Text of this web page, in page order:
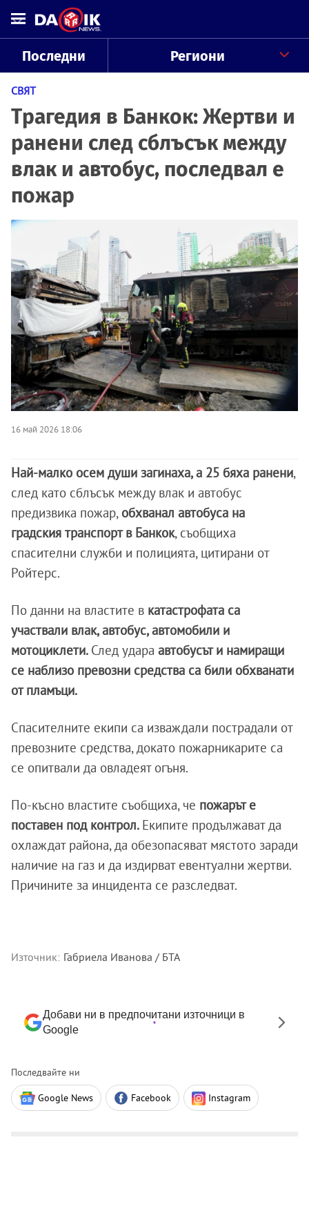
Последни Региони
СВЯТ
Трагедия в Банкок: Жертви и
ранени след сблъсък между
влак и автобус, последвал е
пожар
16 май 2026 18:06
Най-малко осем души загинаха, а 25 бяха ранени,
след като сблъсък между влак и автобус
предизвика пожар, обхванал автобуса на
градския транспорт в Банкок, съобщиха
спасителни служби и полицията, цитирани от
Ройтерс.
По данни на властите в катастрофата са
участвали влак, автобус, автомобили и
мотоциклети. След удара автобусът и намиращи
се наблизо превозни средства са били обхванати
от пламъци.
Спасителните екипи са изваждали пострадали от
превозните средства, докато пожарникарите са
се опитвали да овладеят огъня.
По-късно властите съобщиха, че пожарът е
поставен под контрол. Екипите продължават да
охлаждат района, да обезопасяват мястото заради
наличие на газ и да издирват евентуални жертви.
Причините за инцидента се разследват.
Източник: Габриела Иванова / БТА
Добави ни в предпочитани източници в
Google
Последвайте ни
Google News Facebook Instagram